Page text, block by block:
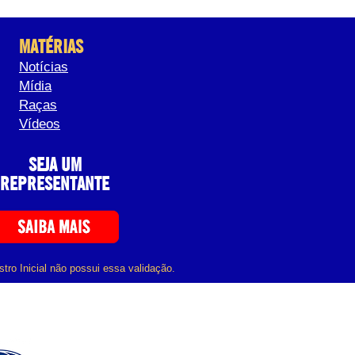
MATÉRIAS
Notícias
Mídia
Raças
Vídeos
SEJA UM
REPRESENTANTE
Inicial não possui essa validação.